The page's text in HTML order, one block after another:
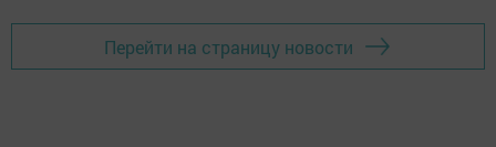
Перейти на страницу новости